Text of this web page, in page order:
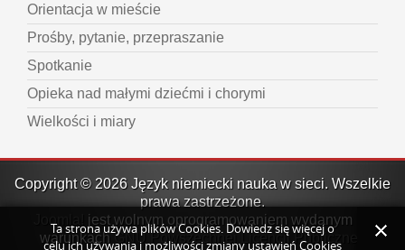
Orientacja w mieście
Prośby, pytanie, przepraszanie
Spotkanie
Opieka nad małymi dziećmi i chorymi
Wielkości i miary
Copyright © 2026 Język niemiecki nauka w sieci. Wszelkie
prawa zastrzeżone.
jest wolnym oprogramowaniem wydanym na
warunkachGNU Powszechnej Licencji Publicznej.
Ta strona używa plików Cookies. Dowiedz się więcej o
celu ich używania i możliwości zmiany ustawień Cookies